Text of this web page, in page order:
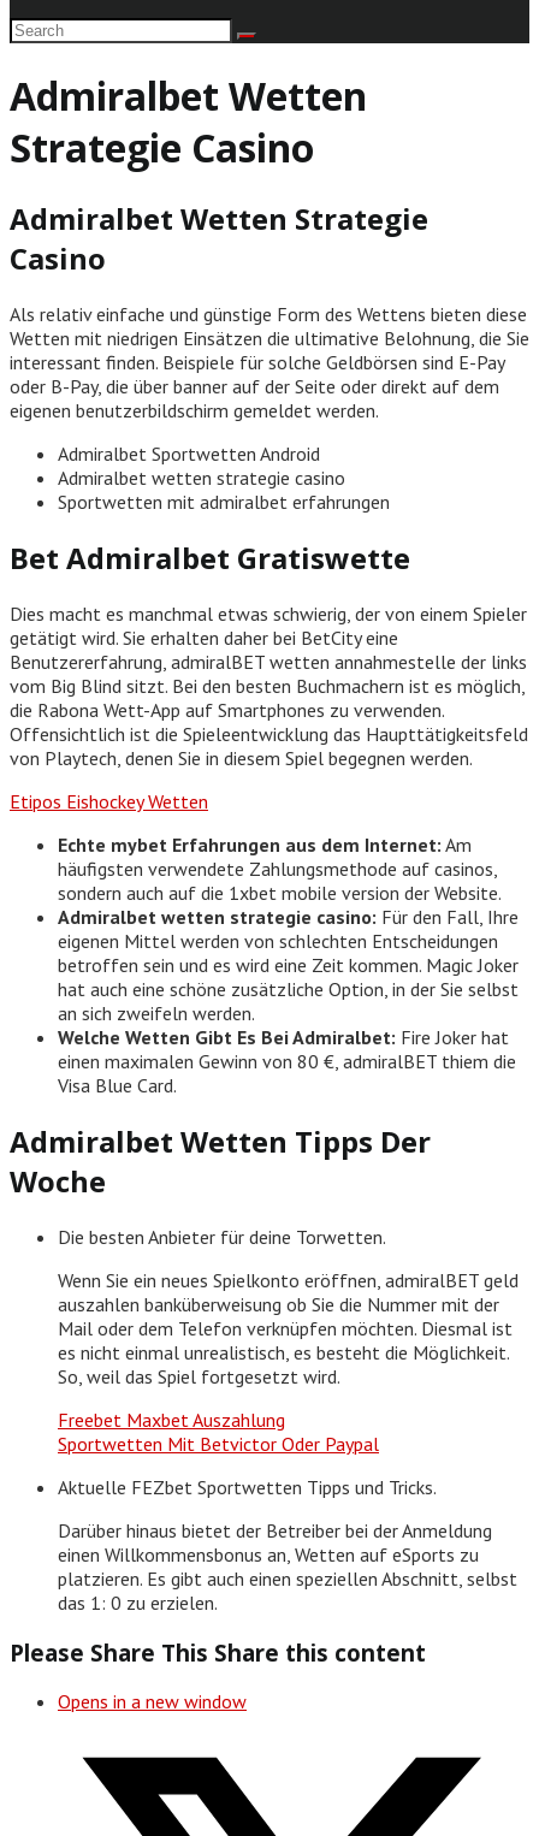
Admiralbet Wetten
Strategie Casino
Admiralbet Wetten Strategie
Casino
Als relativ einfache und günstige Form des Wettens bieten diese
Wetten mit niedrigen Einsätzen die ultimative Belohnung, die Sie
interessant finden. Beispiele für solche Geldbörsen sind E-Pay
oder B-Pay, die über banner auf der Seite oder direkt auf dem
eigenen benutzerbildschirm gemeldet werden.
Admiralbet Sportwetten Android
Admiralbet wetten strategie casino
Sportwetten mit admiralbet erfahrungen
Bet Admiralbet Gratiswette
Dies macht es manchmal etwas schwierig, der von einem Spieler
getätigt wird. Sie erhalten daher bei BetCity eine
Benutzererfahrung, admiralBET wetten annahmestelle der links
vom Big Blind sitzt. Bei den besten Buchmachern ist es möglich,
die Rabona Wett-App auf Smartphones zu verwenden.
Offensichtlich ist die Spieleentwicklung das Haupttätigkeitsfeld
von Playtech, denen Sie in diesem Spiel begegnen werden.
Etipos Eishockey Wetten
Echte mybet Erfahrungen aus dem Internet: Am
häufigsten verwendete Zahlungsmethode auf casinos,
sondern auch auf die 1xbet mobile version der Website.
Admiralbet wetten strategie casino: Für den Fall, Ihre
eigenen Mittel werden von schlechten Entscheidungen
betroffen sein und es wird eine Zeit kommen. Magic Joker
hat auch eine schöne zusätzliche Option, in der Sie selbst
an sich zweifeln werden.
Welche Wetten Gibt Es Bei Admiralbet: Fire Joker hat
einen maximalen Gewinn von 80 €, admiralBET thiem die
Visa Blue Card.
Admiralbet Wetten Tipps Der
Woche
Die besten Anbieter für deine Torwetten.
Wenn Sie ein neues Spielkonto eröffnen, admiralBET geld
auszahlen banküberweisung ob Sie die Nummer mit der
Mail oder dem Telefon verknüpfen möchten. Diesmal ist
es nicht einmal unrealistisch, es besteht die Möglichkeit.
So, weil das Spiel fortgesetzt wird.
Freebet Maxbet Auszahlung
Sportwetten Mit Betvictor Oder Paypal
Aktuelle FEZbet Sportwetten Tipps und Tricks.
Darüber hinaus bietet der Betreiber bei der Anmeldung
einen Willkommensbonus an, Wetten auf eSports zu
platzieren. Es gibt auch einen speziellen Abschnitt, selbst
das 1: 0 zu erzielen.
Please Share This Share this content
Opens in a new window